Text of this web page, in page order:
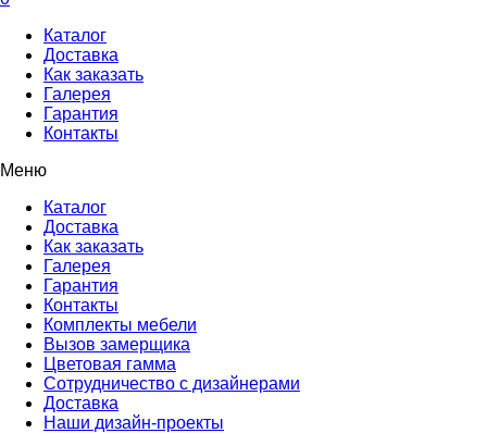
Каталог
Доставка
Как заказать
Галерея
Гарантия
Контакты
Меню
Каталог
Доставка
Как заказать
Галерея
Гарантия
Контакты
Комплекты мебели
Вызов замерщика
Цветовая гамма
Сотрудничество с дизайнерами
Доставка
Наши дизайн-проекты